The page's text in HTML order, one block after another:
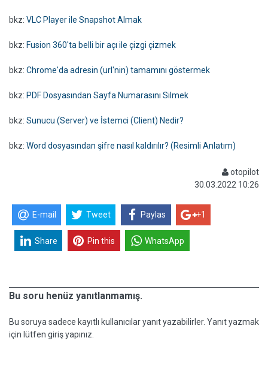
bkz: VLC Player ile Snapshot Almak
bkz: Fusion 360'ta belli bir açı ile çizgi çizmek
bkz: Chrome'da adresin (url'nin) tamamını göstermek
bkz: PDF Dosyasından Sayfa Numarasını Silmek
bkz: Sunucu (Server) ve İstemci (Client) Nedir?
bkz: Word dosyasından şifre nasıl kaldırılır? (Resimli Anlatım)
otopilot
30.03.2022 10:26
E-mail Tweet Paylas +1
Share Pin this WhatsApp
Bu soru henüz yanıtlanmamış.
Bu soruya sadece kayıtlı kullanıcılar yanıt yazabilirler. Yanıt yazmak
için lütfen giriş yapınız.